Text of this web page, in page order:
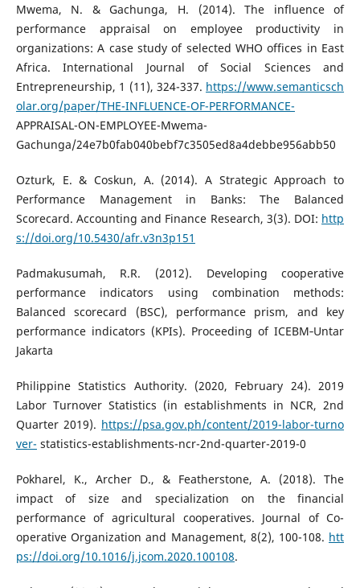
Mwema, N. & Gachunga, H. (2014). The influence of
performance appraisal on employee productivity in
organizations: A case study of selected WHO offices in East
Africa. International Journal of Social Sciences and
Entrepreneurship, 1 (11), 324-337. https://www.semanticsch
olar.org/paper/THE-INFLUENCE-OF-PERFORMANCE-
APPRAISAL-ON-EMPLOYEE-Mwema-
Gachunga/24e7b0fab040bebf7c3505ed8a4debbe956abb50
Ozturk, E. & Coskun, A. (2014). A Strategic Approach to
Performance Management in Banks: The Balanced
Scorecard. Accounting and Finance Research, 3(3). DOI: http
s://doi.org/10.5430/afr.v3n3p151
Padmakusumah, R.R. (2012). Developing cooperative
performance indicators using combination methods:
Balanced scorecard (BSC), performance prism, and key
performance indicators (KPIs). Proceeding of ICEBM‐Untar
Jakarta
Philippine Statistics Authority. (2020, February 24). 2019
Labor Turnover Statistics (in establishments in NCR, 2nd
Quarter 2019). https://psa.gov.ph/content/2019-labor-turno
ver- statistics-establishments-ncr-2nd-quarter-2019-0
Pokharel, K., Archer D., & Featherstone, A. (2018). The
impact of size and specialization on the financial
performance of agricultural cooperatives. Journal of Co-
operative Organization and Management, 8(2), 100-108. htt
ps://doi.org/10.1016/j.jcom.2020.100108.